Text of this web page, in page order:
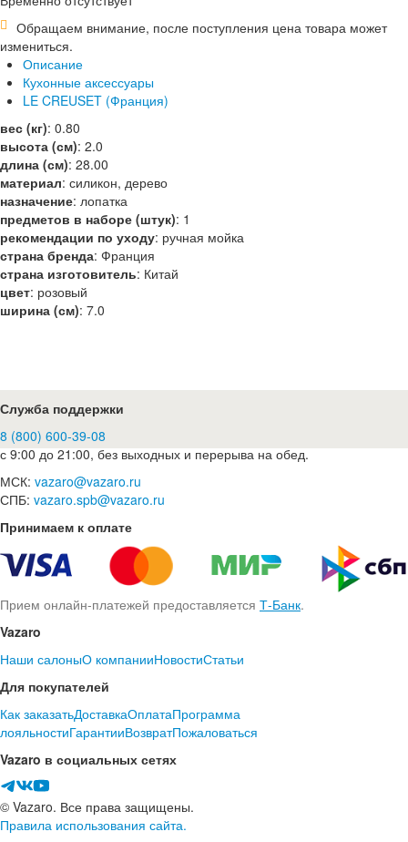
Обращаем внимание, после поступления цена товара может
измениться.
Описание
Кухонные аксессуары
LE CREUSET (Франция)
вес (кг): 0.80
высота (см): 2.0
длина (см): 28.00
материал: силикон, дерево
назначение: лопатка
предметов в наборе (штук): 1
рекомендации по уходу: ручная мойка
страна бренда: Франция
страна изготовитель: Китай
цвет: розовый
ширина (см): 7.0
Служба поддержки
8 (800) 600-39-08
с 9:00 до 21:00, без выходных и перерыва на обед.
МСК: vazaro@vazaro.ru
СПБ: vazaro.spb@vazaro.ru
Принимаем к оплате
Прием онлайн-платежей предоставляется Т-Банк.
Vazaro
Наши салоныО компанииНовостиСтатьи
Для покупателей
Как заказатьДоставкаОплатаПрограмма
лояльностиГарантииВозвратПожаловаться
Vazaro в социальных сетях
© Vazaro. Все права защищены.
Правила использования сайта.